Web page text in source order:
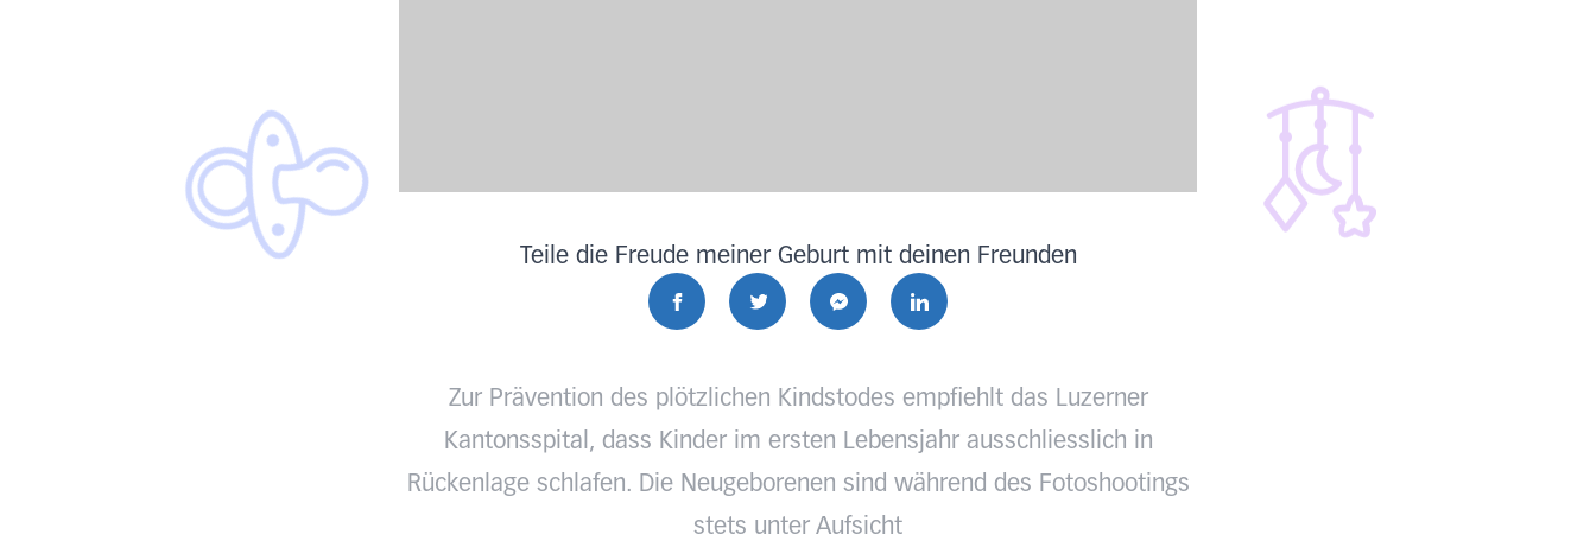
Teile die Freude meiner Geburt mit deinen Freunden
Zur Prävention des plötzlichen Kindstodes empfiehlt das Luzerner
Kantonsspital, dass Kinder im ersten Lebensjahr ausschliesslich in
Rückenlage schlafen. Die Neugeborenen sind während des Fotoshootings
stets unter Aufsicht